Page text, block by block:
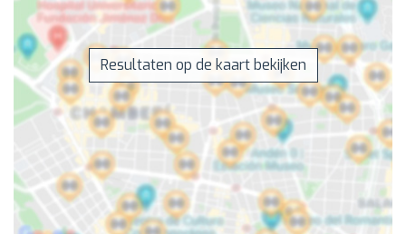
Resultaten op de kaart bekijken